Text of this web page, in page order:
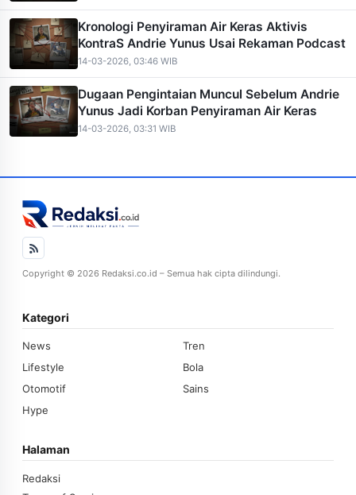
Kronologi Penyiraman Air Keras Aktivis
KontraS Andrie Yunus Usai Rekaman Podcast
14-03-2026, 03:46 WIB
Dugaan Pengintaian Muncul Sebelum Andrie
Yunus Jadi Korban Penyiraman Air Keras
14-03-2026, 03:31 WIB
Copyright © 2026 Redaksi.co.id – Semua hak cipta dilindungi.
Kategori
News
Tren
Lifestyle
Bola
Otomotif
Sains
Hype
Halaman
Redaksi